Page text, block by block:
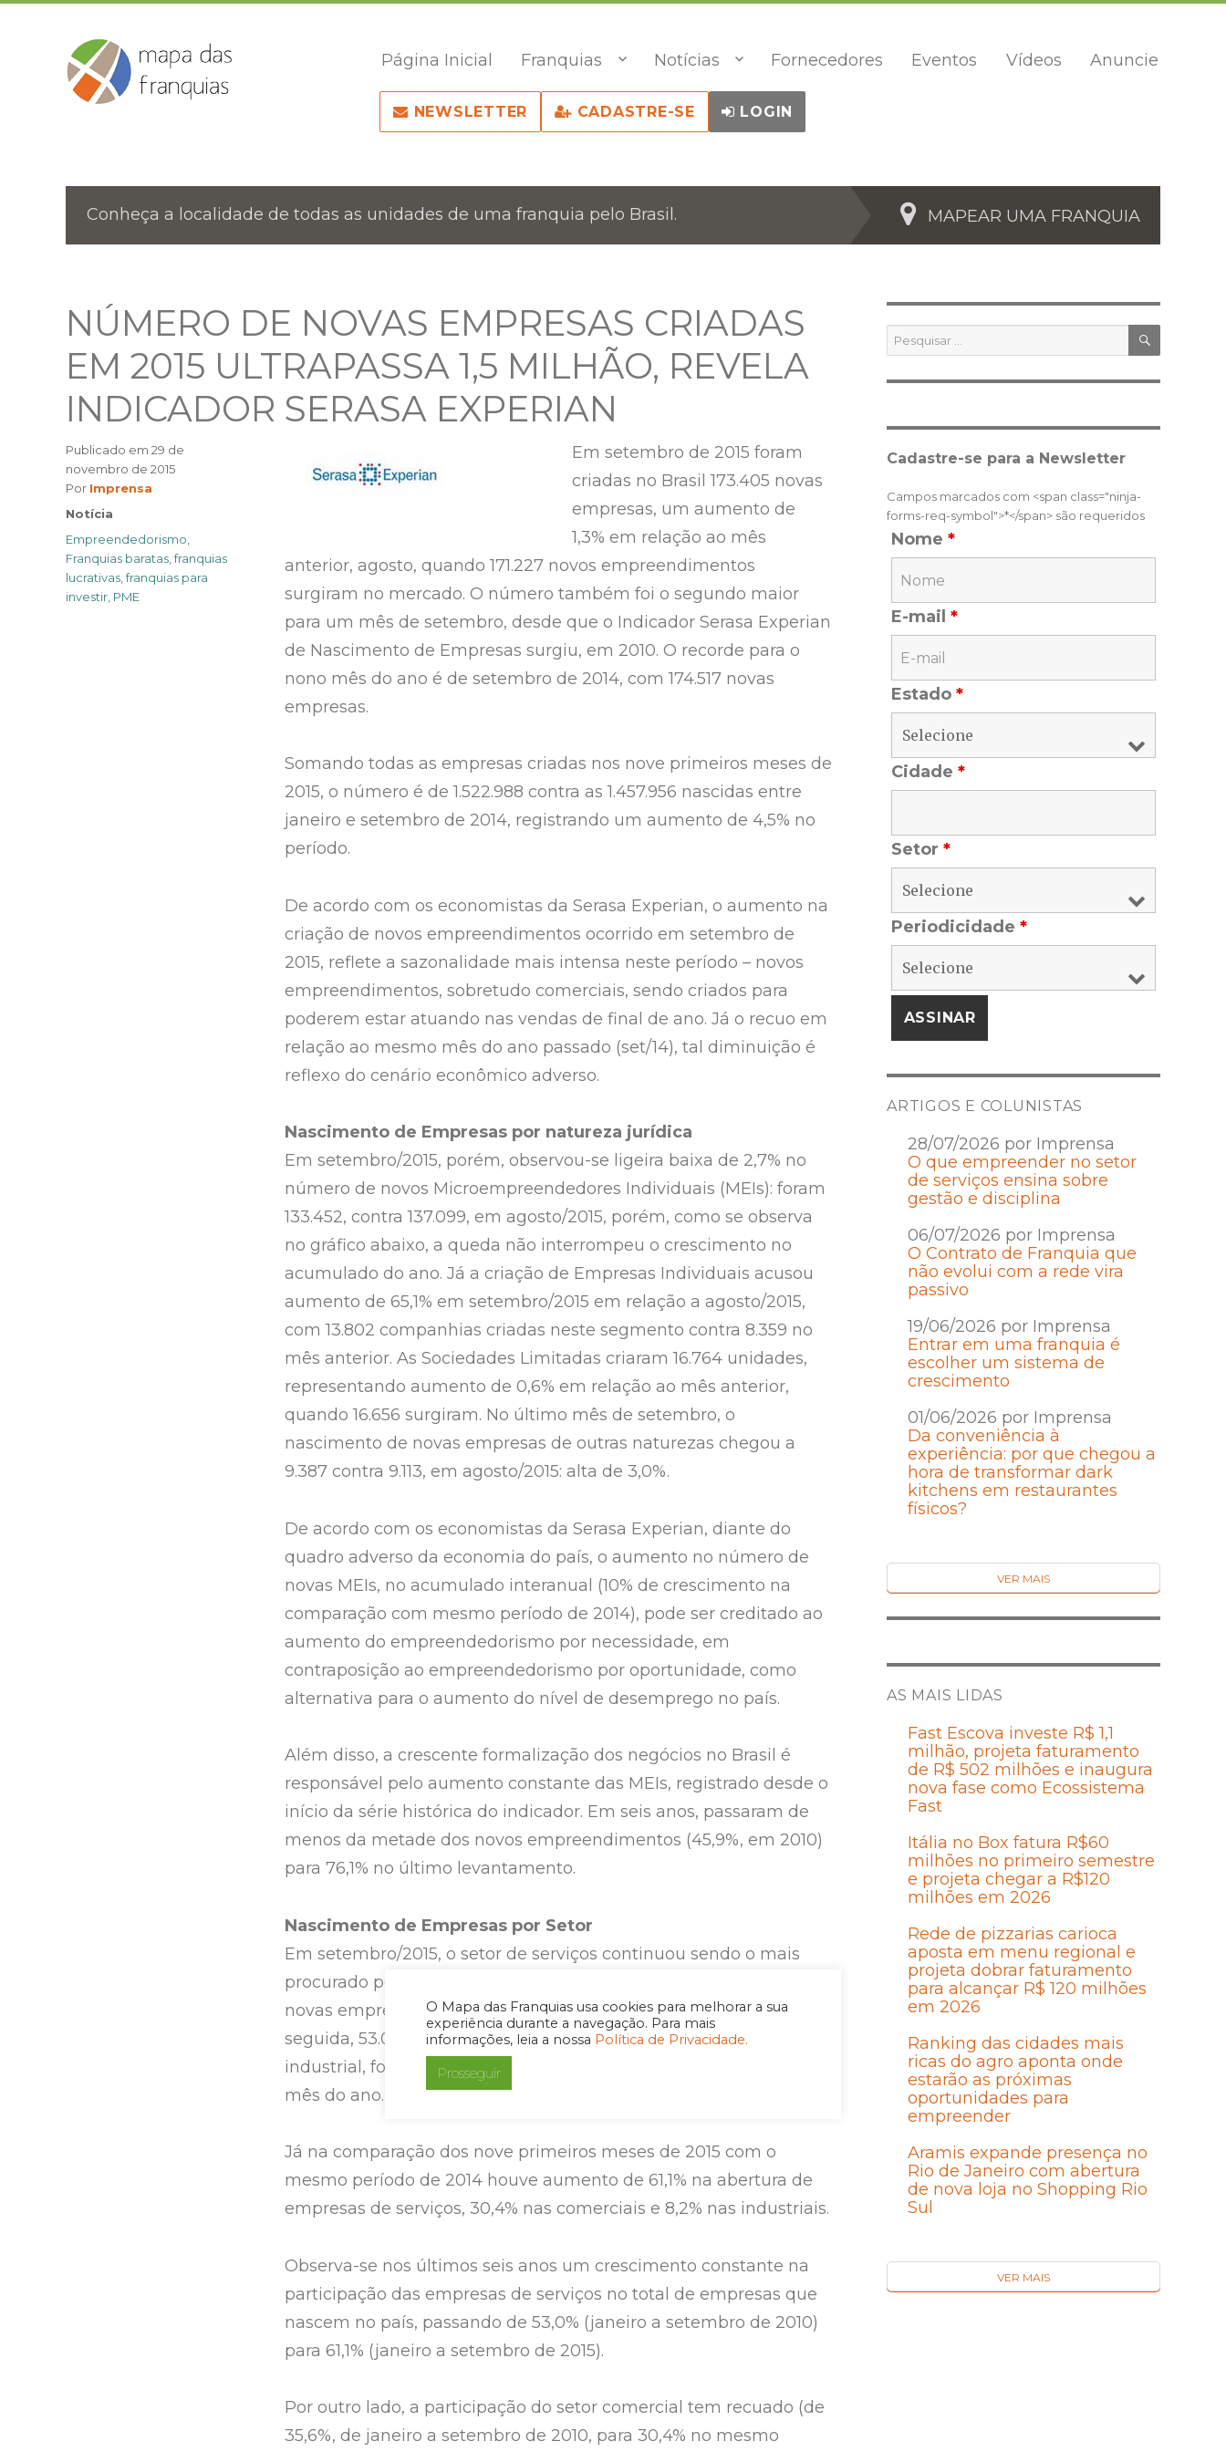
O Mapa das Franquias usa cookies para melhorar a sua
experiência durante a navegação. Para mais
informações, leia a nossa Política de Privacidade.
Prosseguir
Página Inicial Franquias Notícias Fornecedores Eventos Vídeos Anuncie
NEWSLETTER CADASTRE-SE LOGIN
Conheça a localidade de todas as unidades de uma franquia pelo Brasil. MAPEAR UMA FRANQUIA
NÚMERO DE NOVAS EMPRESAS CRIADAS
EM 2015 ULTRAPASSA 1,5 MILHÃO, REVELA
INDICADOR SERASA EXPERIAN
Em setembro de 2015 foram
criadas no Brasil 173.405 novas
empresas, um aumento de
1,3% em relação ao mês
anterior, agosto, quando 171.227 novos empreendimentos
surgiram no mercado. O número também foi o segundo maior
para um mês de setembro, desde que o Indicador Serasa Experian
de Nascimento de Empresas surgiu, em 2010. O recorde para o
nono mês do ano é de setembro de 2014, com 174.517 novas
empresas.
Somando todas as empresas criadas nos nove primeiros meses de
2015, o número é de 1.522.988 contra as 1.457.956 nascidas entre
janeiro e setembro de 2014, registrando um aumento de 4,5% no
período.
De acordo com os economistas da Serasa Experian, o aumento na
criação de novos empreendimentos ocorrido em setembro de
2015, reflete a sazonalidade mais intensa neste período – novos
empreendimentos, sobretudo comerciais, sendo criados para
poderem estar atuando nas vendas de final de ano. Já o recuo em
relação ao mesmo mês do ano passado (set/14), tal diminuição é
reflexo do cenário econômico adverso.
Nascimento de Empresas por natureza jurídica
Em setembro/2015, porém, observou-se ligeira baixa de 2,7% no
número de novos Microempreendedores Individuais (MEIs): foram
133.452, contra 137.099, em agosto/2015, porém, como se observa
no gráfico abaixo, a queda não interrompeu o crescimento no
acumulado do ano. Já a criação de Empresas Individuais acusou
aumento de 65,1% em setembro/2015 em relação a agosto/2015,
com 13.802 companhias criadas neste segmento contra 8.359 no
mês anterior. As Sociedades Limitadas criaram 16.764 unidades,
representando aumento de 0,6% em relação ao mês anterior,
quando 16.656 surgiram. No último mês de setembro, o
nascimento de novas empresas de outras naturezas chegou a
9.387 contra 9.113, em agosto/2015: alta de 3,0%.
De acordo com os economistas da Serasa Experian, diante do
quadro adverso da economia do país, o aumento no número de
novas MEIs, no acumulado interanual (10% de crescimento na
comparação com mesmo período de 2014), pode ser creditado ao
aumento do empreendedorismo por necessidade, em
contraposição ao empreendedorismo por oportunidade, como
alternativa para o aumento do nível de desemprego no país.
Além disso, a crescente formalização dos negócios no Brasil é
responsável pelo aumento constante das MEIs, registrado desde o
início da série histórica do indicador. Em seis anos, passaram de
menos da metade dos novos empreendimentos (45,9%, em 2010)
para 76,1% no último levantamento.
Nascimento de Empresas por Setor
Em setembro/2015, o setor de serviços continuou sendo o mais
procurado por quem quer empreender, com a abertura de 105.351
novas empresas no segmento, o equivalente a 60,8% do total. Em
seguida, 53.026 empresas comerciais (30,6% do total) e, no setor
industrial, foram abertas 14.476 empresas (8,3% do total) no nono
mês do ano.
Já na comparação dos nove primeiros meses de 2015 com o
mesmo período de 2014 houve aumento de 61,1% na abertura de
empresas de serviços, 30,4% nas comerciais e 8,2% nas industriais.
Observa-se nos últimos seis anos um crescimento constante na
participação das empresas de serviços no total de empresas que
nascem no país, passando de 53,0% (janeiro a setembro de 2010)
para 61,1% (janeiro a setembro de 2015).
Por outro lado, a participação do setor comercial tem recuado (de
35,6%, de janeiro a setembro de 2010, para 30,4% no mesmo
Publicado em 29 de
novembro de 2015
Por Author
Imprensa
Categories
Notícia
Tags
Empreendedorismo
Franquias baratas ,franquias
lucrativas ,franquias para
investir PME
Pesquisar
por:
Cadastre-se para a Newsletter
Campos marcados com <span class="ninja-
forms-req-symbol">*</span> são requeridos
Nome *
E-mail *
Estado *
Cidade *
Setor *
Periodicidade *
ARTIGOS E COLUNISTAS
28/07/2026 por Imprensa
O que empreender no setor
de serviços ensina sobre
gestão e disciplina
06/07/2026 por Imprensa
O Contrato de Franquia que
não evolui com a rede vira
passivo
19/06/2026 por Imprensa
Entrar em uma franquia é
escolher um sistema de
crescimento
01/06/2026 por Imprensa
Da conveniência à
experiência: por que chegou a
hora de transformar dark
kitchens em restaurantes
físicos?
VER MAIS
AS MAIS LIDAS
Fast Escova investe R$ 1,1
milhão, projeta faturamento
de R$ 502 milhões e inaugura
nova fase como Ecossistema
Fast
Itália no Box fatura R$60
milhões no primeiro semestre
e projeta chegar a R$120
milhões em 2026
Rede de pizzarias carioca
aposta em menu regional e
projeta dobrar faturamento
para alcançar R$ 120 milhões
em 2026
Ranking das cidades mais
ricas do agro aponta onde
estarão as próximas
oportunidades para
empreender
Aramis expande presença no
Rio de Janeiro com abertura
de nova loja no Shopping Rio
Sul
VER MAIS